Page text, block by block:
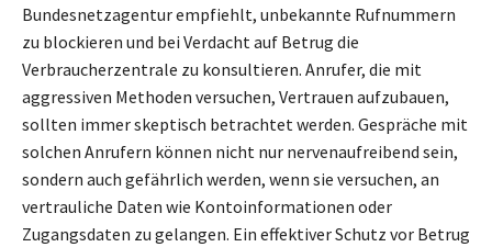
Bundesnetzagentur empfiehlt, unbekannte Rufnummern
zu blockieren und bei Verdacht auf Betrug die
Verbraucherzentrale zu konsultieren. Anrufer, die mit
aggressiven Methoden versuchen, Vertrauen aufzubauen,
sollten immer skeptisch betrachtet werden. Gespräche mit
solchen Anrufern können nicht nur nervenaufreibend sein,
sondern auch gefährlich werden, wenn sie versuchen, an
vertrauliche Daten wie Kontoinformationen oder
Zugangsdaten zu gelangen. Ein effektiver Schutz vor Betrug